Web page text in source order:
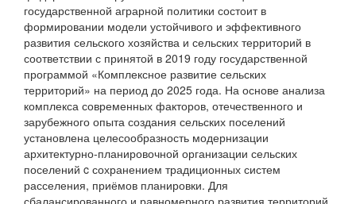
государствен­ной аграрной политики состоит в
формировании модели устойчивого и эффективного
развития сельского хозяйства и сельских территорий в
соответствии с принятой в 2019 году государственной
программой «Комплексное развитие сельских
территорий» на период до 2025 года. На основе анализа
комплекса современных факторов, отечественного и
зарубежного опыта создания сельских поселений
установ­лена целесообразность модернизации
архитектурно-плани­ровочной организации сельских
поселений c сохранением традиционных систем
расселения, приёмов планировки. Для
сбалансированного и равномерного развития территорий